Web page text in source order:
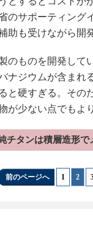
のサポーティング
助も受けながら開
ものを開発して
ナジウムが含まれ
と硬すぎる。その
が少ない点でもよ
チタンは積層造形で
前のページへ 1 2